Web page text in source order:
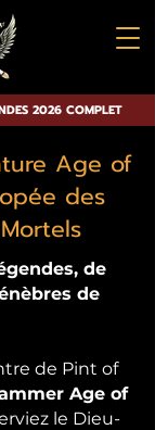
2026 COMPLET
Age of
des
de
de
de Pint of
Age of
le Dieu-